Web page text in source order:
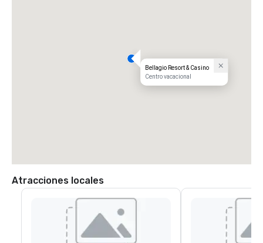
Bellagio Resort & Casino
Centro vacacional
Atracciones locales